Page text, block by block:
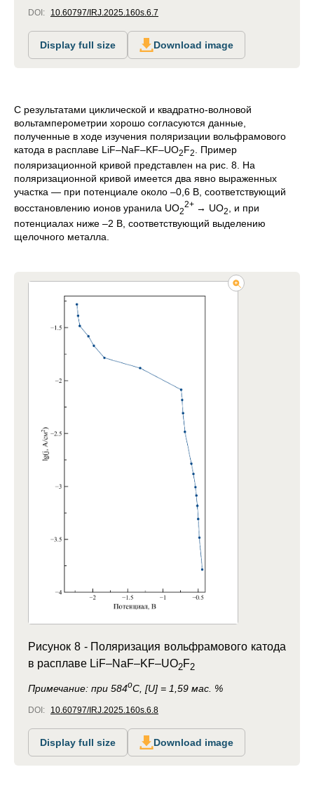
DOI: 10.60797/IRJ.2025.160s.6.7
Display full size Download image
С результатами циклической и квадратно-волновой
вольтамперометрии хорошо согласуются данные,
полученные в ходе изучения поляризации вольфрамового
катода в расплаве LiF–NaF–KF–UO2F2. Пример
поляризационной кривой представлен на рис. 8. На
поляризационной кривой имеется два явно выраженных
участка — при потенциале около –0,6 В, соответствующий
восстановлению ионов уранила UO2
2+ → UO2
, и при
потенциалах ниже –2 В, соответствующий выделению
щелочного металла.
Рисунок 8 - Поляризация вольфрамового катода
в расплаве LiF–NaF–KF–UO2F2
Примечание: при 584оС, [U] = 1,59 мас. %
DOI: 10.60797/IRJ.2025.160s.6.8
Display full size Download image